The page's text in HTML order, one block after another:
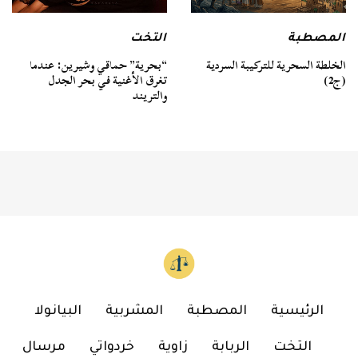
المصطبة
الخلطة السحرية للتركيبة السردية
(ج2)
التخت
“بحرية” حماقي وشيرين: عندما
تغرق الأغنية في بحر الجدل
والتريند
الرئيسية المصطبة المشربية البيانولا
التخت الربابة زاوية خردواتي مرسال